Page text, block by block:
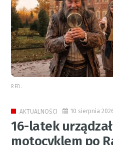
RED.
AKTUALNOŚCI 10 sierpnia
16-latek
motocyklem po